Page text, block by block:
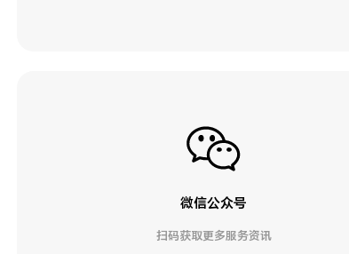
微信公众号
扫码获取更多服务资讯